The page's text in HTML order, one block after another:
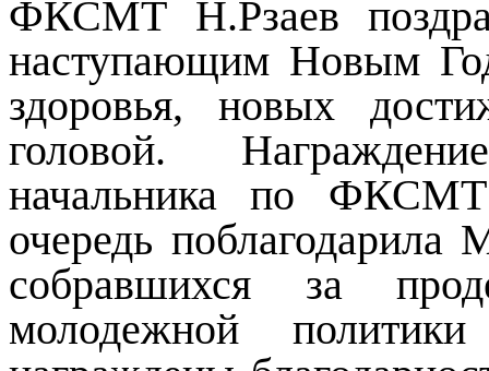
ФКСМТ Н.Рзаев
наступающим Новым
здоровья, новых
головой.
начальника по
очередь
собравшихся за
молодежной